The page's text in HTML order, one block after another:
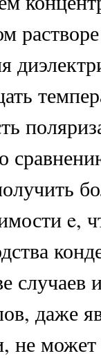
e,
случаев
даже
не может